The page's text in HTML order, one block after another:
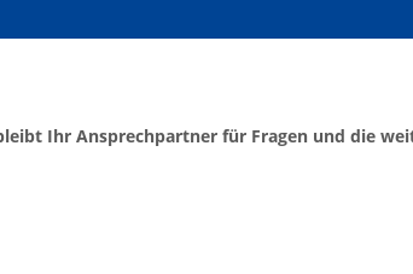
Ihr Ansprechpartner für Fragen und die